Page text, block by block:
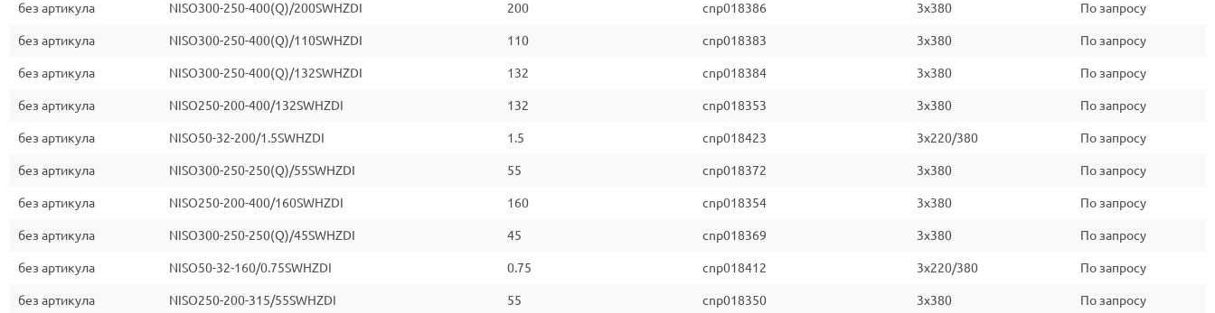
без артикула NISO300-250-400(Q)/200SWHZDI 200 cnp018386 3x380 По запросу
без артикула NISO300-250-400(Q)/110SWHZDI 110 cnp018383 3x380 По запросу
без артикула NISO300-250-400(Q)/132SWHZDI 132 cnp018384 3x380 По запросу
без артикула NISO250-200-400/132SWHZDI 132 cnp018353 3x380 По запросу
без артикула NISO50-32-200/1.5SWHZDI 1.5 cnp018423 3x220/380 По запросу
без артикула NISO300-250-250(Q)/55SWHZDI 55 cnp018372 3x380 По запросу
без артикула NISO250-200-400/160SWHZDI 160 cnp018354 3x380 По запросу
без артикула NISO300-250-250(Q)/45SWHZDI 45 cnp018369 3x380 По запросу
без артикула NISO50-32-160/0.75SWHZDI 0.75 cnp018412 3x220/380 По запросу
без артикула NISO250-200-315/55SWHZDI 55 cnp018350 3x380 По запросу